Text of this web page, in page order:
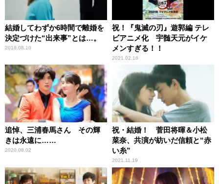
結婚してわずか6時間で離婚を
決定づけた“出来事”とは…。
2018.08.10
祝！『鬼滅の刃』遊郭編 テレ
ビアニメ化 宇髄天元がイケ
メンすぎる！！
2021.02.16
追悼、三浦春馬さん その輝
きは永遠に……
2020.08.02
祝・結婚！ 菅田将暉＆小松
菜奈、共演が紡いだ信頼と“赤
い糸”
2021.11.19